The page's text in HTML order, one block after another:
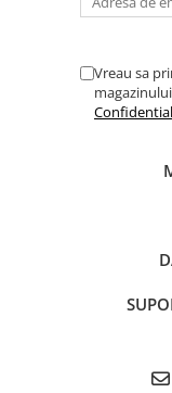
Instrumente de
Instrumente de suflat
Instrumente
Vreau sa